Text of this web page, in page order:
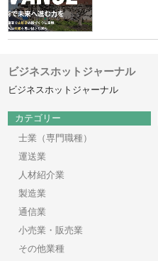
ビジネスホットジャーナル
ビジネスホットジャーナル
カテゴリー
士業（専門職種）
運送業
人材紹介業
製造業
通信業
小売業・販売業
その他業種